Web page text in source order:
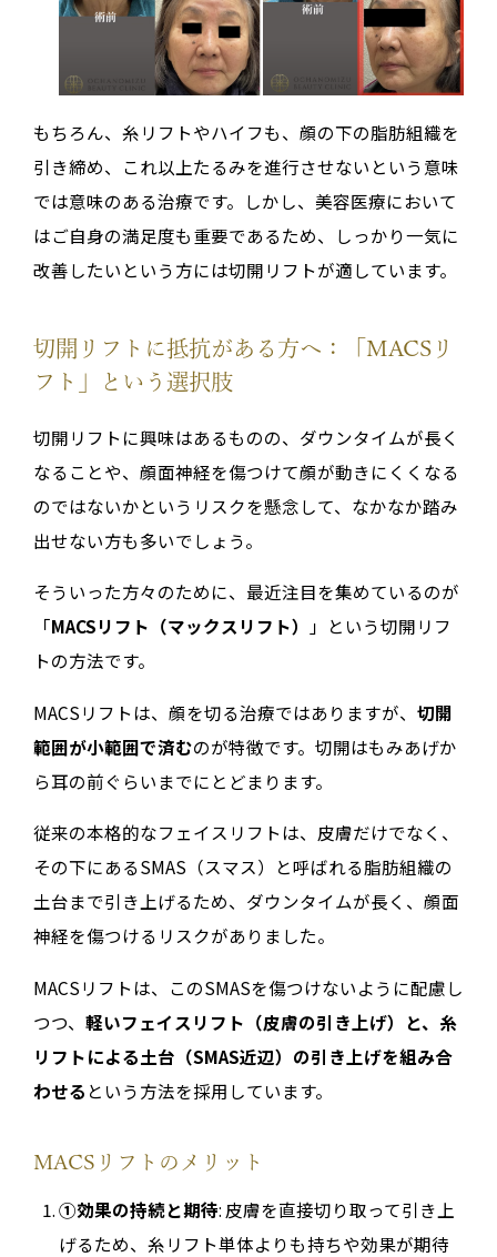
もちろん、糸リフトやハイフも、顔の下の脂肪組織を
引き締め、これ以上たるみを進行させないという意味
では意味のある治療です。しかし、美容医療において
はご自身の満足度も重要であるため、しっかり一気に
改善したいという方には切開リフトが適しています。
切開リフトに抵抗がある方へ：「MACSリ
フト」という選択肢
切開リフトに興味はあるものの、ダウンタイムが長く
なることや、顔面神経を傷つけて顔が動きにくくなる
のではないかというリスクを懸念して、なかなか踏み
出せない方も多いでしょう。
そういった方々のために、最近注目を集めているのが
「MACSリフト（マックスリフト）
」という切開リフ
トの方法です。
MACSリフトは、顔を切る治療ではありますが、 切開
範囲が小範囲で済むのが特徴です。切開はもみあげか
ら耳の前ぐらいまでにとどまります。
従来の本格的なフェイスリフトは、皮膚だけでなく、
その下にあるSMAS（スマス）と呼ばれる脂肪組織の
土台まで引き上げるため、ダウンタイムが長く、顔面
神経を傷つけるリスクがありました。
MACSリフトは、このSMASを傷つけないように配慮し
つつ、 軽いフェイスリフト（皮膚の引き上げ）と、糸
リフトによる土台（SMAS近辺）の引き上げを組み合
わせる という方法を採用しています。
MACSリフトのメリット
①効果の持続と期待: 皮膚を直接切り取って引き上
げるため、糸リフト単体よりも持ちや効果が期待